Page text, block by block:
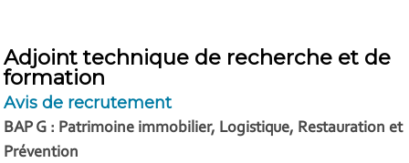
Adjoint technique de recherche et de
formation
Avis de recrutement
BAP G : Patrimoine immobilier, Logistique, Restauration et
Prévention